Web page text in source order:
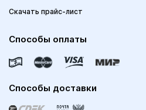
Скачать прайс-лист
Способы оплаты
Способы доставки